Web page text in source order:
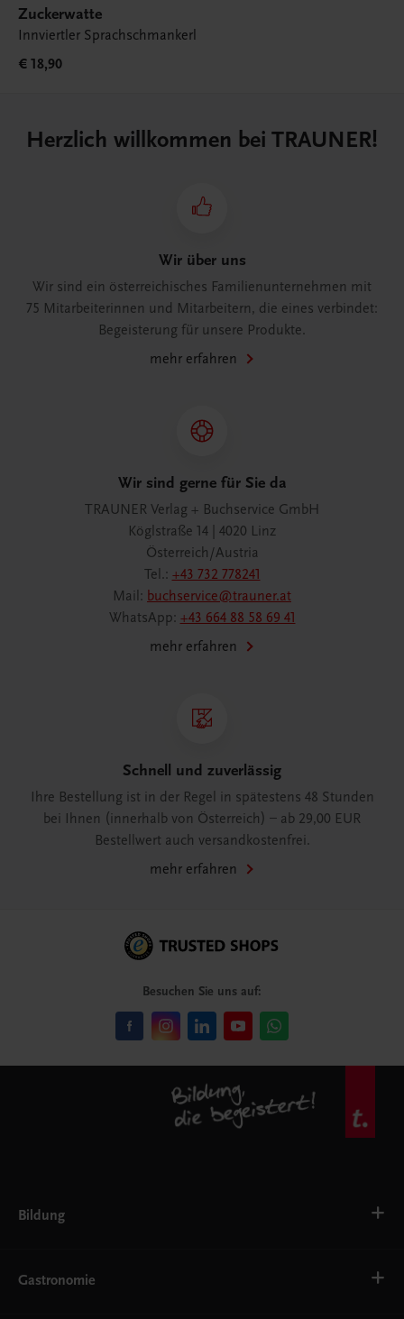
Zuckerwatte
Innviertler Sprachschmankerl
€ 18,90
Herzlich willkommen bei TRAUNER!
Wir über uns
Wir sind ein österreichisches Familienunternehmen mit
75 Mitarbeiterinnen und Mitarbeitern, die eines verbindet:
Begeisterung für unsere Produkte.
mehr erfahren
Wir sind gerne für Sie da
TRAUNER Verlag + Buchservice GmbH
Köglstraße 14 | 4020 Linz
Österreich/Austria
Tel.: +43 732 778241
Mail: buchservice@trauner.at
WhatsApp: +43 664 88 58 69 41
mehr erfahren
Schnell und zuverlässig
Ihre Bestellung ist in der Regel in spätestens 48 Stunden
bei Ihnen (innerhalb von Österreich) – ab 29,00 EUR
Bestellwert auch versandkostenfrei.
mehr erfahren
Besuchen Sie uns auf:
Bildung
AHS
Gastronomie